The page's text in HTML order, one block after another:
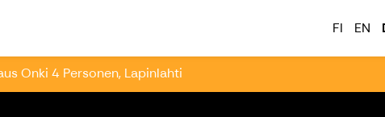
FI EN
Onki 4 Personen, Lapinlahti